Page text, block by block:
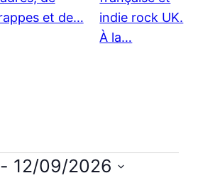
et de…
indie rock UK.
À la…
- 12/09/2026